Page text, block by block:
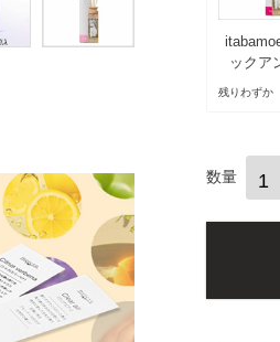
ックア
残りわずか